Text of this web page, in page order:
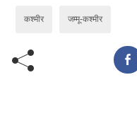
हाउसबोट आपको न केवल
अनुभव भी प्रदान करते हैं
रहेगा।
कश्मीर जम्मू-कश्मीर